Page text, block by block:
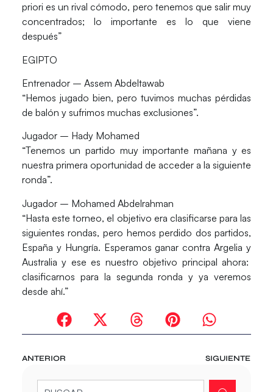
priori es un rival cómodo, pero tenemos que salir muy
concentrados; lo importante es lo que viene
después”
EGIPTO
Entrenador – Assem Abdeltawab
“Hemos jugado bien, pero tuvimos muchas pérdidas
de balón y sufrimos muchas exclusiones”.
Jugador – Hady Mohamed
“Tenemos un partido muy importante mañana y es
nuestra primera oportunidad de acceder a la siguiente
ronda”.
Jugador – Mohamed Abdelrahman
“Hasta este torneo, el objetivo era clasificarse para las
siguientes rondas, pero hemos perdido dos partidos,
España y Hungría. Esperamos ganar contra Argelia y
Australia y ese es nuestro objetivo principal ahora:
clasificarnos para la segunda ronda y ya veremos
desde ahí.”
ANTERIOR SIGUIENTE